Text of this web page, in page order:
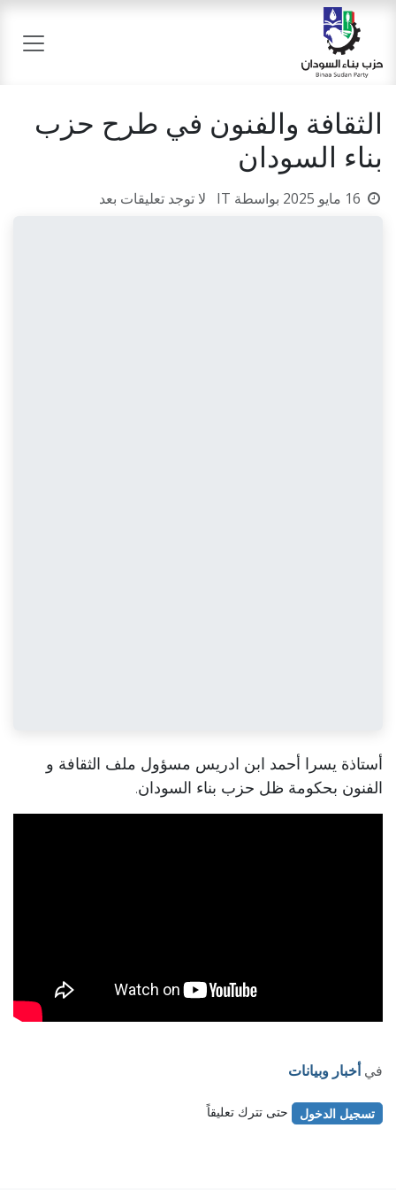
تخطي للذهاب إلى المحتوى
الثقافة والفنون في طرح حزب
بناء السودان
16 مايو 2025 بواسطة IT لا توجد تعليقات بعد
أستاذة يسرا أحمد ابن ادريس مسؤول ملف الثقافة و
الفنون بحكومة ظل حزب بناء السودان.
فيأخبار وبيانات
تسجيل الدخول حتى تترك تعليقاً